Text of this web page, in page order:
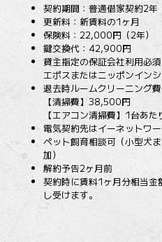
契約期間：普通借家契約2年
更新料：新賃料の1ヶ月
保険料：22,000円（2年）
鍵交換代：42,900円
貸主指定の保証会社利用必須
エポスまたはニッポンイン
退去時ルームクリーニング
【清掃費】38,500円
【エアコン清掃費】1台あ
電気契約先はイーネットワ
ペット飼育相談可（小型犬
加）
解約予告2ヶ月前
契約時に賃料1ヶ月分相当
し受けます。